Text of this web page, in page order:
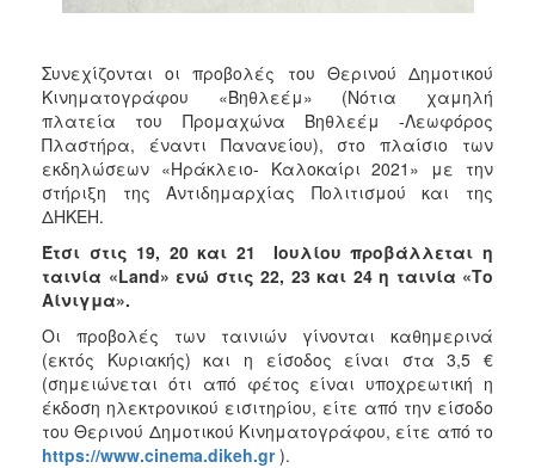
Συνεχίζονται οι προβολές του Θερινού Δημοτικού
Κινηματογράφου «Βηθλεέμ» (Νότια χαμηλή
πλατεία του Προμαχώνα Βηθλεέμ -Λεωφόρος
Πλαστήρα, έναντι Πανανείου), στο πλαίσιο των
εκδηλώσεων «Ηράκλειο- Καλοκαίρι 2021» με την
στήριξη της Αντιδημαρχίας Πολιτισμού και της
ΔΗΚΕΗ.
Έτσι στις 19, 20 και 21 Ιουλίου προβάλλεται η
ταινία «Land» ενώ στις 22, 23 και 24 η ταινία «Το
Αίνιγμα».
Οι προβολές των ταινιών γίνονται καθημερινά
(εκτός Κυριακής) και η είσοδος είναι στα 3,5 €
(σημειώνεται ότι από φέτος είναι υποχρεωτική η
έκδοση ηλεκτρονικού εισιτηρίου, είτε από την είσοδο
του Θερινού Δημοτικού Κινηματογράφου, είτε από το
https://www.cinema.dikeh.gr).